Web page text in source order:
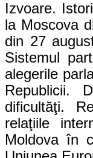
Izvoare.
la Moscova
din 27
Sistemul
alegerile
Republicii.
dificultăţi.
relaţiile
Moldova în